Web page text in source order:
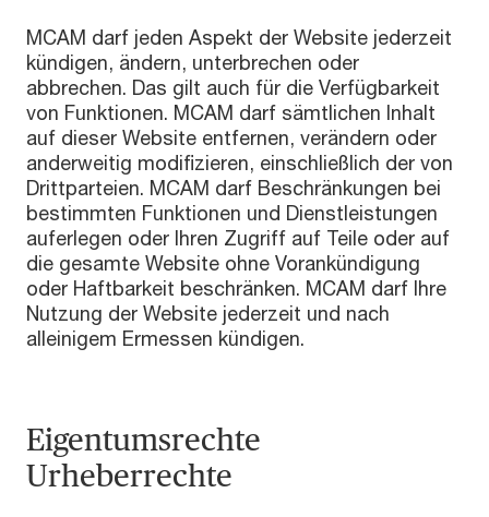
MCAM darf jeden Aspekt der Website jederzeit
kündigen, ändern, unterbrechen oder
abbrechen. Das gilt auch für die Verfügbarkeit
von Funktionen. MCAM darf sämtlichen Inhalt
auf dieser Website entfernen, verändern oder
anderweitig modifizieren, einschließlich der von
Drittparteien. MCAM darf Beschränkungen bei
bestimmten Funktionen und Dienstleistungen
auferlegen oder Ihren Zugriff auf Teile oder auf
die gesamte Website ohne Vorankündigung
oder Haftbarkeit beschränken. MCAM darf Ihre
Nutzung der Website jederzeit und nach
alleinigem Ermessen kündigen.
Eigentumsrechte
Urheberrechte